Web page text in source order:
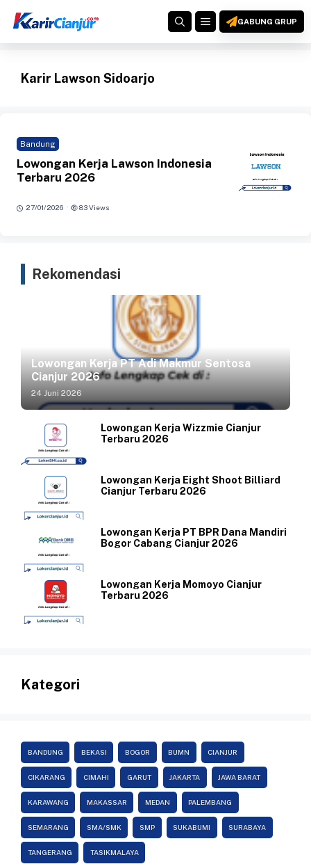
MENUGABUNG GRUP
Karir Lawson Sidoarjo
Bandung
Lowongan Kerja Lawson Indonesia
Terbaru 2026
27/01/2026 · 83 Views
Rekomendasi
Lowongan Kerja PT Adi Makmur Sentosa
Cianjur 2026
24 Juni 2026
Lowongan Kerja Wizzmie Cianjur
Terbaru 2026
Lowongan Kerja Eight Shoot Billiard
Cianjur Terbaru 2026
Lowongan Kerja PT BPR Dana Mandiri
Bogor Cabang Cianjur 2026
Lowongan Kerja Momoyo Cianjur
Terbaru 2026
Kategori
BANDUNG BEKASI BOGOR BUMN CIANJUR
CIKARANG CIMAHI GARUT JAKARTA JAWA BARAT
KARAWANG MAKASSAR MEDAN PALEMBANG
SEMARANG SMA/SMK SMP SUKABUMI SURABAYA
TANGERANG TASIKMALAYA